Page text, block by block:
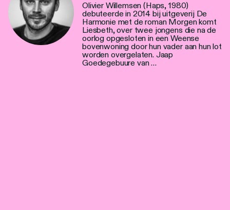
Olivier Willemsen (Haps, 1980)
debuteerde in 2014 bij uitgeverij De
Harmonie met de roman Morgen komt
Liesbeth, over twee jongens die na de
oorlog opgesloten in een Weense
bovenwoning door hun vader aan hun lot
worden overgelaten. Jaap
Goedegebuure van …